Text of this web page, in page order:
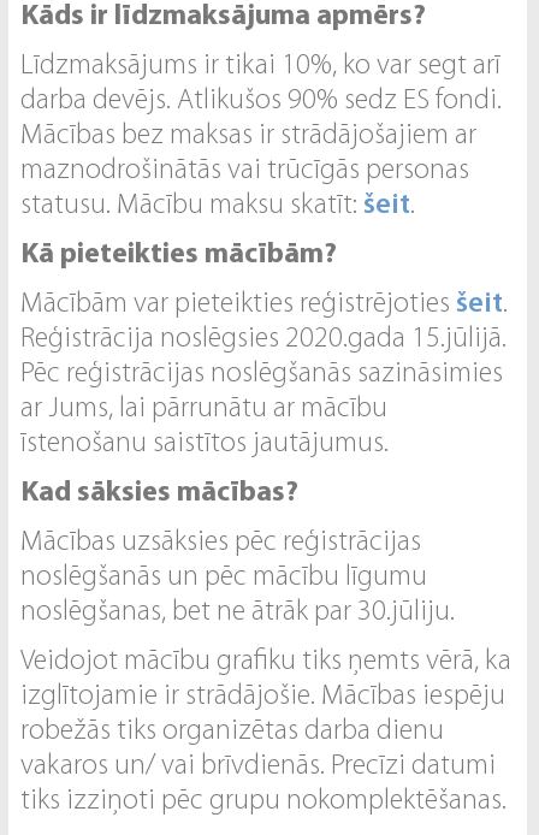
Kāds ir līdzmaksājuma apmērs?
Līdzmaksājums ir tikai 10%, ko var segt arī
darba devējs. Atlikušos 90% sedz ES fondi.
Mācības bez maksas ir strādājošajiem ar
maznodrošinātās vai trūcīgās personas
statusu. Mācību maksu skatīt: šeit.
Kā pieteikties mācībām?
Mācībām var pieteikties reģistrējoties šeit.
Reģistrācija noslēgsies 2020.gada 15.jūlijā.
Pēc reģistrācijas noslēgšanās sazināsimies
ar Jums, lai pārrunātu ar mācību
īstenošanu saistītos jautājumus.
Kad sāksies mācības?
Mācības uzsāksies pēc reģistrācijas
noslēgšanās un pēc mācību līgumu
noslēgšanas, bet ne ātrāk par 30.jūliju.
Veidojot mācību grafiku tiks ņemts vērā, ka
izglītojamie ir strādājošie. Mācības iespēju
robežās tiks organizētas darba dienu
vakaros un/ vai brīvdienās. Precīzi datumi
tiks izziņoti pēc grupu nokomplektēšanas.